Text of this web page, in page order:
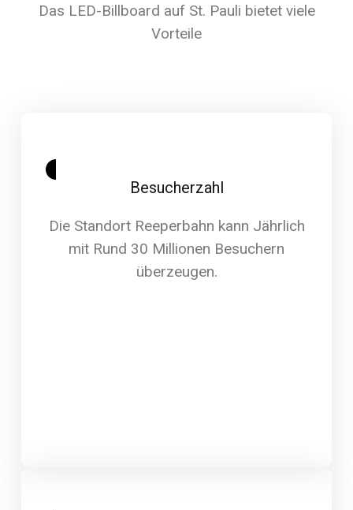
Das LED-Billboard auf St. Pauli bietet viele
Vorteile
Besucherzahl
Die Standort Reeperbahn kann Jährlich
mit Rund 30 Millionen Besuchern
überzeugen.